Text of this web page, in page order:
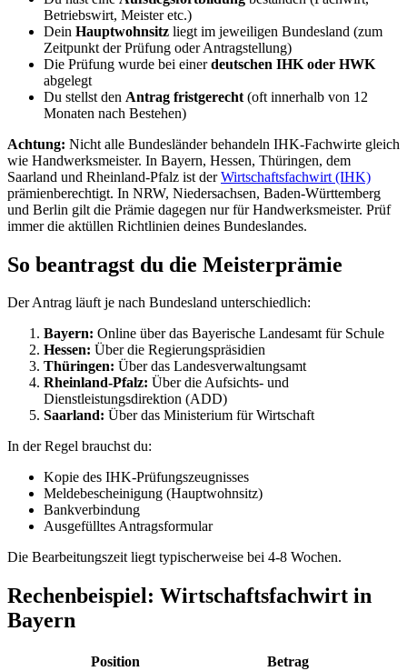
Betriebswirt, Meister etc.)
Dein Hauptwohnsitz liegt im jeweiligen Bundesland (zum
Zeitpunkt der Prüfung oder Antragstellung)
Die Prüfung wurde bei einerdeutschen IHK oder HWK
abgelegt
Du stellst den Antrag fristgerecht (oft innerhalb von 12
Monaten nach Bestehen)
Achtung: Nicht alle Bundesländer behandeln IHK-Fachwirte gleich
wie Handwerksmeister. In Bayern, Hessen, Thüringen, dem
Saarland und Rheinland-Pfalz ist derWirtschaftsfachwirt (IHK)
prämienberechtigt. In NRW, Niedersachsen, Baden-Württemberg
und Berlin gilt die Prämie dagegen nur für Handwerksmeister. Prüf
immer die aktüllen Richtlinien deines Bundeslandes.
So beantragst du die Meisterprämie
Der Antrag läuft je nach Bundesland unterschiedlich:
Bayern: Online über das Bayerische Landesamt für Schule
Hessen: Über die Regierungspräsidien
Thüringen: Über das Landesverwaltungsamt
Rheinland-Pfalz: Über die Aufsichts- und
Dienstleistungsdirektion (ADD)
Saarland: Über das Ministerium für Wirtschaft
In der Regel brauchst du:
Kopie des IHK-Prüfungszeugnisses
Meldebescheinigung (Hauptwohnsitz)
Bankverbindung
Ausgefülltes Antragsformular
Die Bearbeitungszeit liegt typischerweise bei 4-8 Wochen.
Rechenbeispiel: Wirtschaftsfachwirt in
Bayern
Position
Betrag